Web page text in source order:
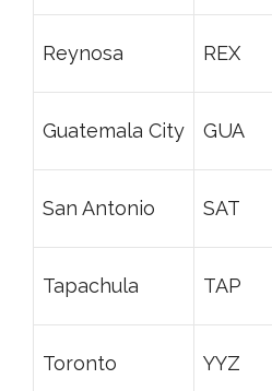
Reynosa REX
Guatemala City GUA
San Antonio SAT
Tapachula TAP
Toronto YYZ